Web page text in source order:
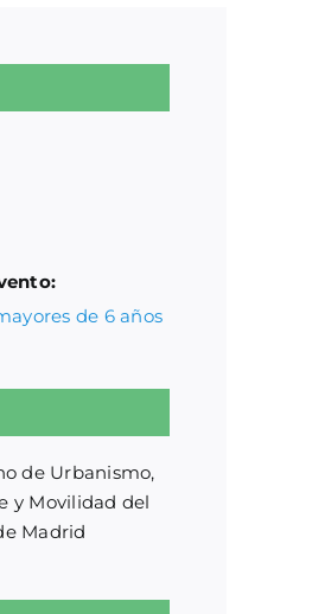
de 6 años
de Urbanismo,
y Movilidad del
Madrid